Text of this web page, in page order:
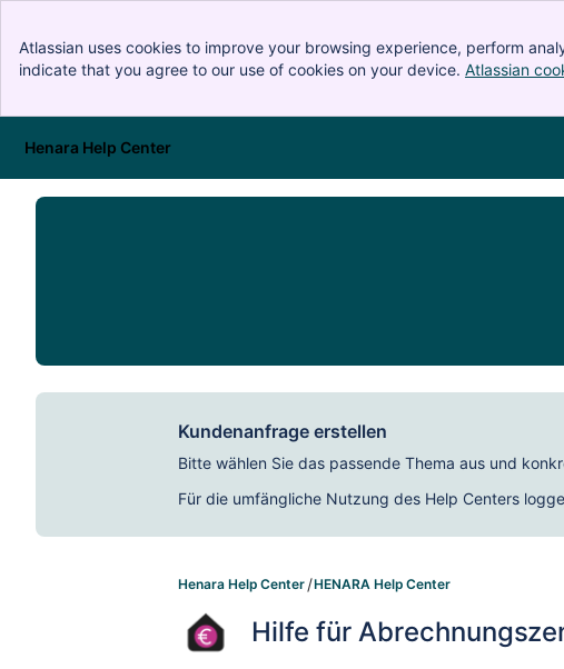
Atlassian uses cookies to improve your browsing experience, perform
indicate that you agree to our use of cookies on your device. Atlassian
Skip to Main Content
Henara Help Center
Kundenanfrage erstellen
Bitte wählen Sie das passende Thema aus und
Für die umfängliche Nutzung des Help Centers
Henara Help Center HENARA Help Center
Hilfe für